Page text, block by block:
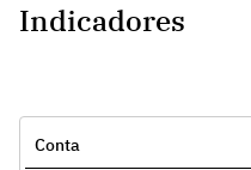
Indicadores
Conta